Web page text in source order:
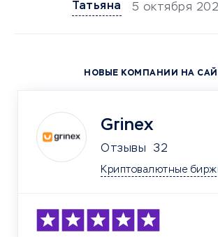
Татьяна
5 октября
НОВЫЕ КОМПАНИИ НА
Grinex
Отзывы 32
Криптовалютные